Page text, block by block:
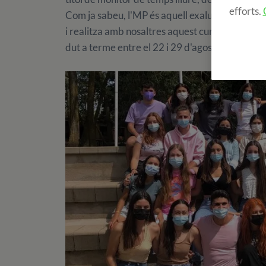
Com ja sabeu, l'MP és aquell exalumne
i realitza amb nosaltres aquest curs
dut a terme entre el 22 i 29 d'agost a PRades
efforts.